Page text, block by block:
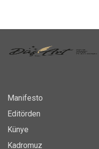
Manifesto
Editörden
Künye
Kadromuz